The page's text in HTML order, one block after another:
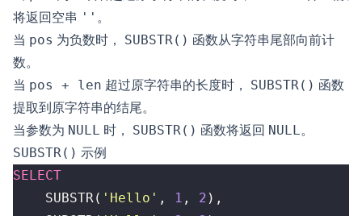
将返回空串 '' 。
当 pos 为负数时， SUBSTR() 函数从字符串尾部向前计
数。
当 pos + len 超过原字符串的长度时， SUBSTR() 函数
提取到原字符串的结尾。
当参数为 NULL 时， SUBSTR() 函数将返回 NULL。
SUBSTR() 示例
SELECT
SUBSTR( 'Hello' , 1 , 2 ),